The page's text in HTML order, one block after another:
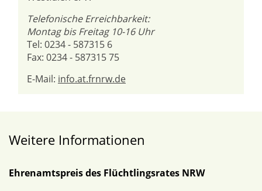
Telefonische Erreichbarkeit:
Montag bis Freitag 10-16 Uhr
Tel: 0234 - 587315 6
Fax: 0234 - 587315 75
E-Mail: info.at.frnrw.de
Weitere Informationen
Ehrenamtspreis des Flüchtlingsrates NRW